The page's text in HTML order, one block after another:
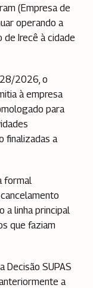
(Empresa de
operando a
de Irecê à cidade
2026, o
à empresa
para
finalizadas a
formal
a linha principal
que faziam
Decisão SUPAS
a